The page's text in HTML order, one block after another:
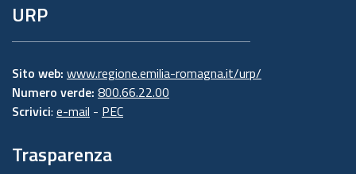
URP
Sito web: www.regione.emilia-romagna.it/urp/
Numero verde: 800.66.22.00
Scrivici: e-mail - PEC
Trasparenza